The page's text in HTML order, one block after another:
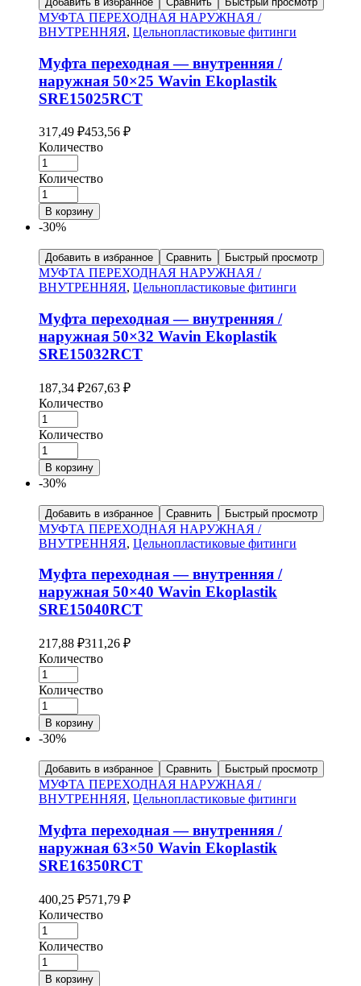
МУФТА ПЕРЕХОДНАЯ НАРУЖНАЯ /
ВНУТРЕННЯЯ, Цельнопластиковые фитинги
Муфта переходная — внутренняя /
наружная 50×25 Wavin Ekoplastik
SRE15025RCT
317,49 ₽453,56 ₽
Количество
Количество
В корзину
-30%
Добавить в избранное Сравнить Быстрый просмотр
МУФТА ПЕРЕХОДНАЯ НАРУЖНАЯ /
ВНУТРЕННЯЯ, Цельнопластиковые фитинги
Муфта переходная — внутренняя /
наружная 50×32 Wavin Ekoplastik
SRE15032RCT
187,34 ₽267,63 ₽
Количество
Количество
В корзину
-30%
Добавить в избранное Сравнить Быстрый просмотр
МУФТА ПЕРЕХОДНАЯ НАРУЖНАЯ /
ВНУТРЕННЯЯ, Цельнопластиковые фитинги
Муфта переходная — внутренняя /
наружная 50×40 Wavin Ekoplastik
SRE15040RCT
217,88 ₽311,26 ₽
Количество
Количество
В корзину
-30%
Добавить в избранное Сравнить Быстрый просмотр
МУФТА ПЕРЕХОДНАЯ НАРУЖНАЯ /
ВНУТРЕННЯЯ, Цельнопластиковые фитинги
Муфта переходная — внутренняя /
наружная 63×50 Wavin Ekoplastik
SRE16350RCT
400,25 ₽571,79 ₽
Количество
Количество
В корзину